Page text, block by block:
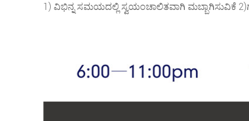
1) ವಿಭಿನ್ನ ಸಮಯದಲ್ಲಿ ಸ್ವಯಂಚಾಲಿತವಾಗಿ ಮಬ್ಬಾಗಿಸುವಿಕೆ